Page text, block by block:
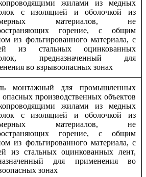
жилами из медных
с изоляцией и оболочкой из
материалов, не
горение, с общим
из фольгированного материала, с
из стальных оцинкованных
предназначенный для
во взрывоопасных зонах
монтажный для промышленных
опасных производственных объектов
жилами из медных
с изоляцией и оболочкой из
материалов, не
горение, с общим
из фольгированного материала, с
из стальных оцинкованных лент,
для применения во
зонах